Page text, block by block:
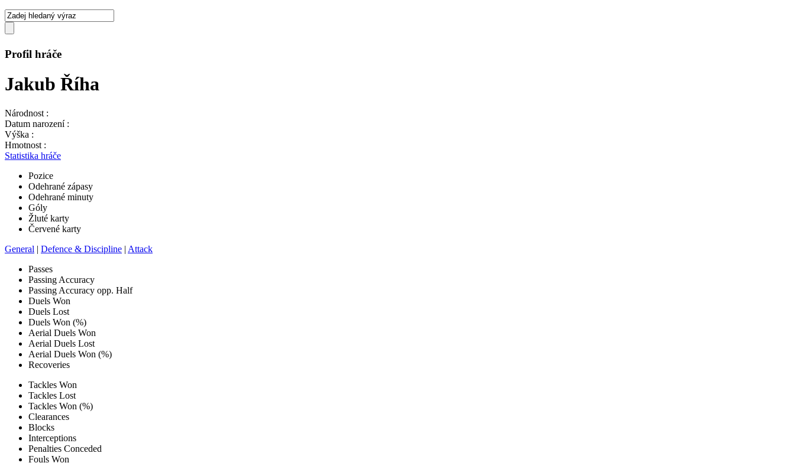
Profil hráče
Jakub Říha
Národnost :
Datum narození :
Výška :
Hmotnost :
Statistika hráče
Pozice
Odehrané zápasy
Odehrané minuty
Góly
Žluté karty
Červené karty
General | Defence & Discipline | Attack
Passes
Passing Accuracy
Passing Accuracy opp. Half
Duels Won
Duels Lost
Duels Won (%)
Aerial Duels Won
Aerial Duels Lost
Aerial Duels Won (%)
Recoveries
Tackles Won
Tackles Lost
Tackles Won (%)
Clearances
Blocks
Interceptions
Penalties Conceded
Fouls Won